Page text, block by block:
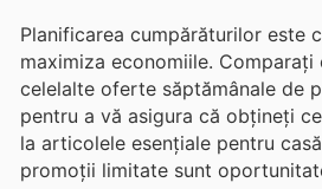
Planificarea cumpărăturilor este
maximiza economiile.
celelalte oferte săptămânale de
pentru a vă asigura că obțineți
la articolele esențiale pentru
promoții limitate sunt